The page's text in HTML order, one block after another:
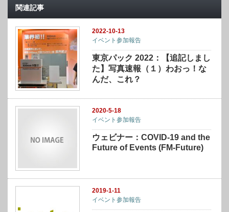
関連記事
2022-10-13
イベント参加報告
東京パック 2022：【追記しまし
た】写真速報（１）わおっ！な
んだ、これ？
2020-5-18
イベント参加報告
ウェビナー：COVID-19 and the
Future of Events (FM-Future)
2019-1-11
イベント参加報告